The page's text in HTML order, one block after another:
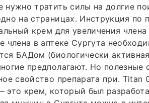
нужно тратить силы на долгие
на страницах. Инструкция по
крем для увеличения
члена в аптеке Сургута
БАДом (биологически
предполагают. Но полезные
свойство препарата при.
это крем, который был